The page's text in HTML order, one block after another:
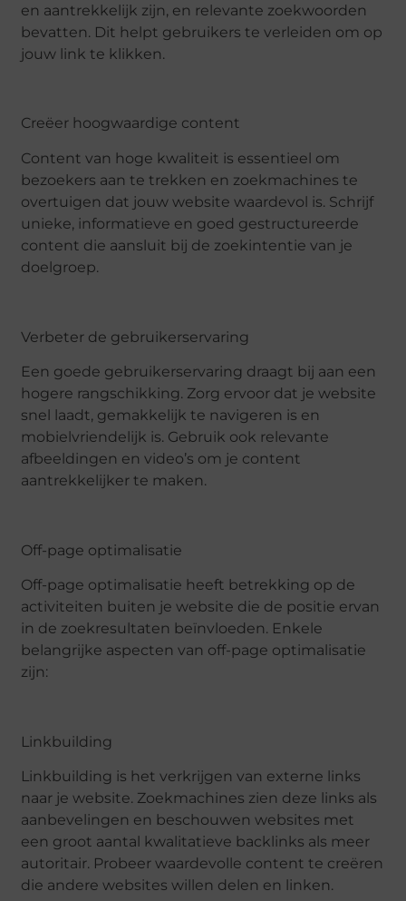
en aantrekkelijk zijn, en relevante zoekwoorden
bevatten. Dit helpt gebruikers te verleiden om op
jouw link te klikken.
Creëer hoogwaardige content
Content van hoge kwaliteit is essentieel om
bezoekers aan te trekken en zoekmachines te
overtuigen dat jouw website waardevol is. Schrijf
unieke, informatieve en goed gestructureerde
content die aansluit bij de zoekintentie van je
doelgroep.
Verbeter de gebruikerservaring
Een goede gebruikerservaring draagt bij aan een
hogere rangschikking. Zorg ervoor dat je website
snel laadt, gemakkelijk te navigeren is en
mobielvriendelijk is. Gebruik ook relevante
afbeeldingen en video’s om je content
aantrekkelijker te maken.
Off-page optimalisatie
Off-page optimalisatie heeft betrekking op de
activiteiten buiten je website die de positie ervan
in de zoekresultaten beïnvloeden. Enkele
belangrijke aspecten van off-page optimalisatie
zijn:
Linkbuilding
Linkbuilding is het verkrijgen van externe links
naar je website. Zoekmachines zien deze links als
aanbevelingen en beschouwen websites met
een groot aantal kwalitatieve backlinks als meer
autoritair. Probeer waardevolle content te creëren
die andere websites willen delen en linken.